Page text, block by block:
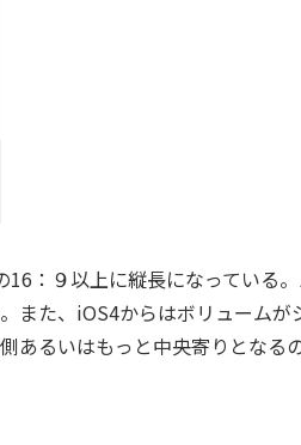
：９以上に縦長になっている
また、iOS4からはボリュームが
あるいはもっと中央寄りとなる